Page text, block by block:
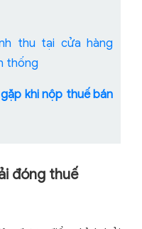
thu tại cửa hàng
thống
khi nộp thuế bán
đóng thuế